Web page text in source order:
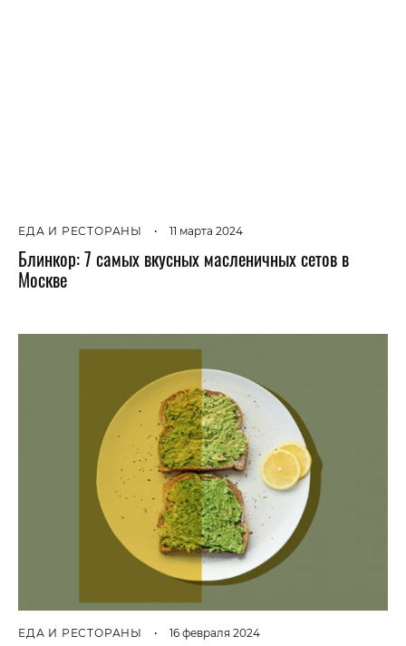
ЕДА И РЕСТОРАНЫ • 11 марта 2024
Блинкор: 7 самых вкусных масленичных сетов в
Москве
ЕДА И РЕСТОРАНЫ • 16 февраля 2024